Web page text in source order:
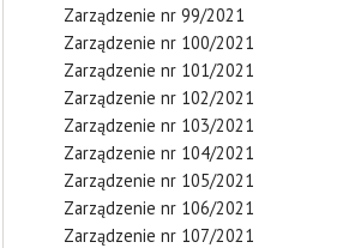
Zarządzenie nr 99/2021
Zarządzenie nr 100/2021
Zarządzenie nr 101/2021
Zarządzenie nr 102/2021
Zarządzenie nr 103/2021
Zarządzenie nr 104/2021
Zarządzenie nr 105/2021
Zarządzenie nr 106/2021
Zarządzenie nr 107/2021